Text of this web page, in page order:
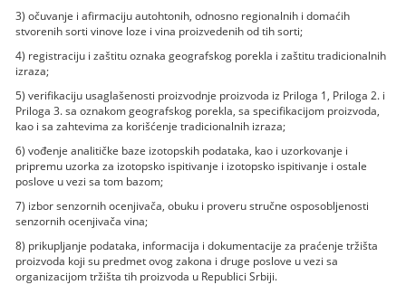
3) očuvanje i afirmaciju autohtonih, odnosno regionalnih i domaćih
stvorenih sorti vinove loze i vina proizvedenih od tih sorti;
4) registraciju i zaštitu oznaka geografskog porekla i zaštitu tradicionalnih
izraza;
5) verifikaciju usaglašenosti proizvodnje proizvoda iz Priloga 1, Priloga 2. i
Priloga 3. sa oznakom geografskog porekla, sa specifikacijom proizvoda,
kao i sa zahtevima za korišćenje tradicionalnih izraza;
6) vođenje analitičke baze izotopskih podataka, kao i uzorkovanje i
pripremu uzorka za izotopsko ispitivanje i izotopsko ispitivanje i ostale
poslove u vezi sa tom bazom;
7) izbor senzornih ocenjivača, obuku i proveru stručne osposobljenosti
senzornih ocenjivača vina;
8) prikupljanje podataka, informacija i dokumentacije za praćenje tržišta
proizvoda koji su predmet ovog zakona i druge poslove u vezi sa
organizacijom tržišta tih proizvoda u Republici Srbiji.